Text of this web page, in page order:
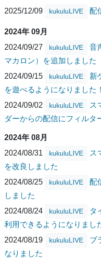
2025/12/09
kukuluLIVE 配
2024年 09月
2024/09/27
kukuluLIVE
音
マカロン）を追加しました
2024/09/15
kukuluLIVE
新
を遊べるようになりました！
2024/09/02
kukuluLIVE
ス
ダーからの配信にフィルタ
2024年 08月
2024/08/31
kukuluLIVE
ス
を改良しました
2024/08/25
kukuluLIVE
配
しました
2024/08/24
kukuluLIVE
タ
利用できるようになりまし
2024/08/19
kukuluLIVE
ブ
なりました